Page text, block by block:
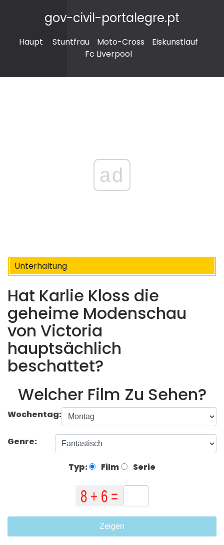
gov-civil-portalegre.pt
Haupt Stuntfrau Moto-Cross
Eiskunstlauf
Fc Liverpool
ad
Unterhaltung
Hat Karlie Kloss die
geheime Modenschau
von Victoria
hauptsächlich
beschattet?
Welcher Film Zu Sehen?
Wochentag:
Genre:
Typ: Film Serie
Zeigen